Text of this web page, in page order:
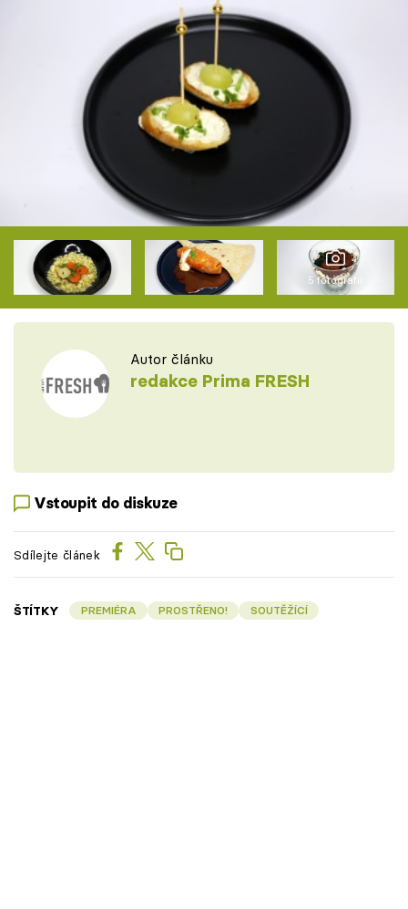
5 fotografií
Autor článku
redakce Prima FRESH
Vstoupit do diskuze
Sdílejte článek
ŠTÍTKY PREMIÉRA PROSTŘENO! SOUTĚŽÍCÍ